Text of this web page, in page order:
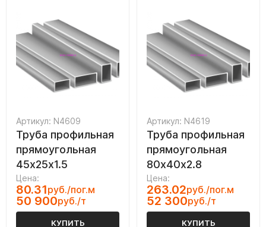
Артикул: N4609
Труба профильная
прямоугольная
45х25х1.5
Цена:
80.31руб./пог.м
50 900руб./т
КУПИТЬ
Артикул: N4619
Труба профильная
прямоугольная
80х40х2.8
Цена:
263.02руб./пог.м
52 300руб./т
КУПИТЬ